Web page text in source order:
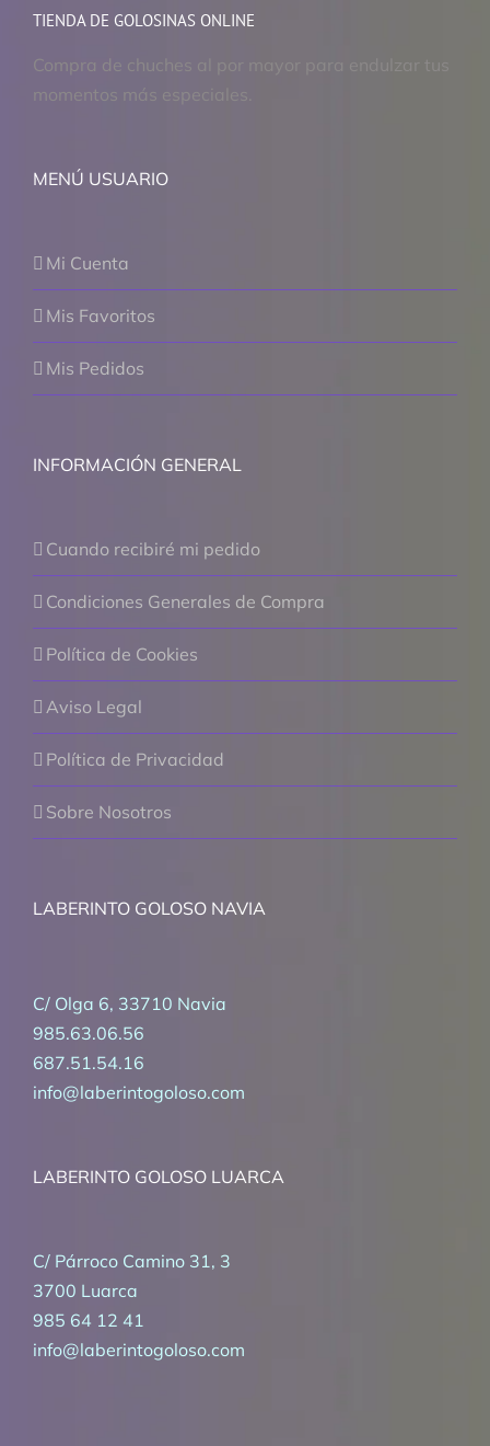
TIENDA DE GOLOSINAS ONLINE
Compra de chuches al por mayor para endulzar tus
momentos más especiales.
MENÚ USUARIO
Mi Cuenta
Mis Favoritos
Mis Pedidos
INFORMACIÓN GENERAL
Cuando recibiré mi pedido
Condiciones Generales de Compra
Política de Cookies
Aviso Legal
Política de Privacidad
Sobre Nosotros
LABERINTO GOLOSO NAVIA
C/ Olga 6, 33710 Navia
985.63.06.56
687.51.54.16
info@laberintogoloso.com
LABERINTO GOLOSO LUARCA
C/ Párroco Camino 31, 3
3700 Luarca
985 64 12 41
info@laberintogoloso.com